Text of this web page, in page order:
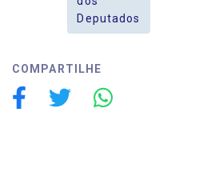
Deputados
COMPARTILHE